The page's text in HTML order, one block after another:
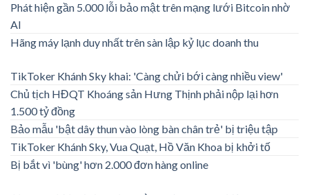
Phát hiện gần 5.000 lỗi bảo mật trên mạng lưới Bitcoin nhờ
AI
Hãng máy lạnh duy nhất trên sàn lập kỷ lục doanh thu
TikToker Khánh Sky khai: 'Càng chửi bới càng nhiều view'
Chủ tịch HĐQT Khoáng sản Hưng Thịnh phải nộp lại hơn
1.500 tỷ đồng
Bảo mẫu 'bật dây thun vào lòng bàn chân trẻ' bị triệu tập
TikToker Khánh Sky, Vua Quạt, Hồ Văn Khoa bị khởi tố
Bị bắt vì 'bùng' hơn 2.000 đơn hàng online